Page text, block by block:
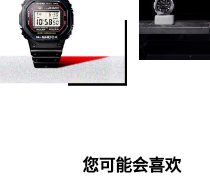
您可能会喜欢